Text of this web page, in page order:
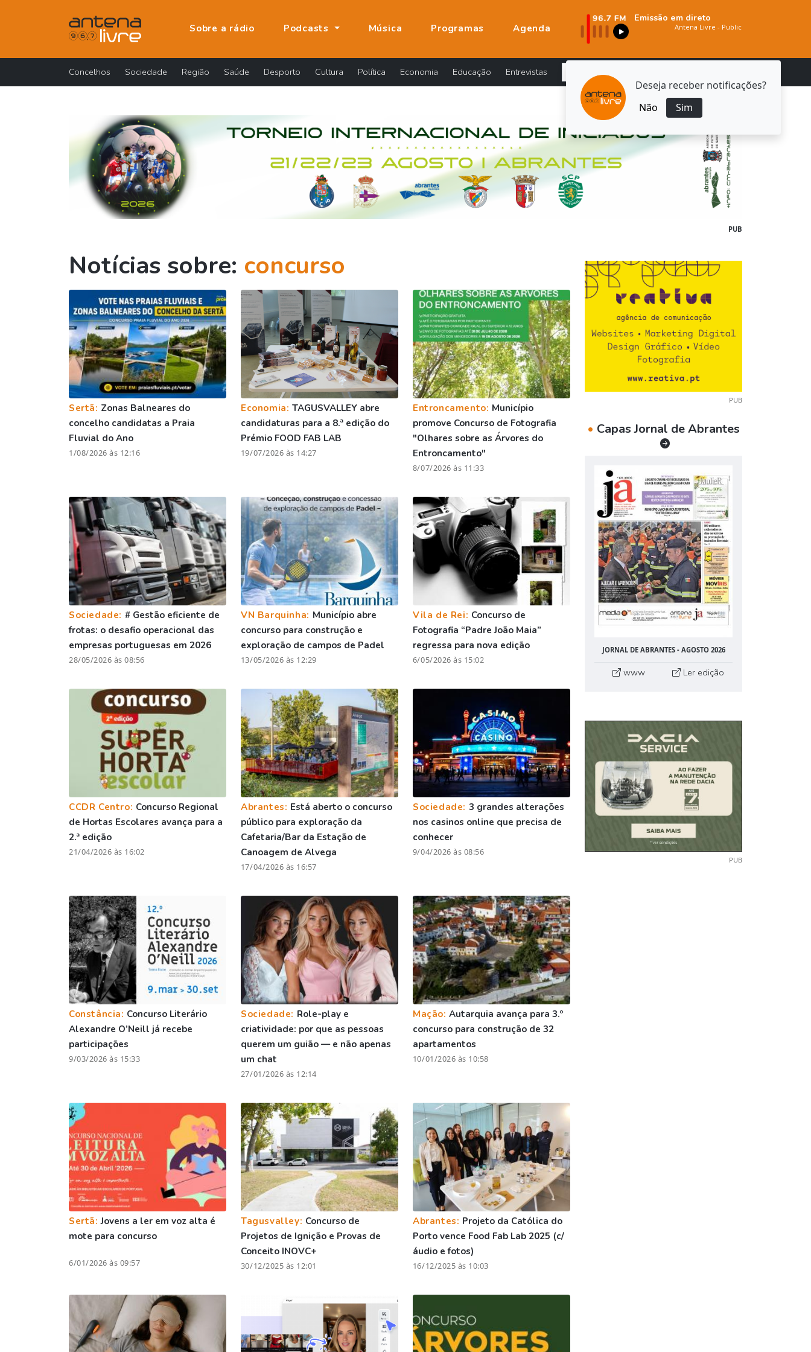
Deseja receber notificações?
Não
Sim
Sobre a rádio Podcasts Música Programas Agenda
Emissão em direto
Concelhos Sociedade Região Saúde Desporto Cultura Política Economia Educação Entrevistas
PUB
Notícias sobre: concurso
Sertã: Zonas Balneares do
concelho candidatas a Praia
Fluvial do Ano
1/08/2026 às 12:16
Economia:TAGUSVALLEY abre
candidaturas para a 8.ª edição do
Prémio FOOD FAB LAB
19/07/2026 às 14:27
Entroncamento: Município
promove Concurso de Fotografia
"Olhares sobre as Árvores do
Entroncamento"
8/07/2026 às 11:33
Sociedade: # Gestão eficiente de
frotas: o desafio operacional das
empresas portuguesas em 2026
28/05/2026 às 08:56
VN Barquinha: Município abre
concurso para construção e
exploração de campos de Padel
13/05/2026 às 12:29
Vila de Rei: Concurso de
Fotografia “Padre João Maia”
regressa para nova edição
6/05/2026 às 15:02
CCDR Centro: Concurso Regional
de Hortas Escolares avança para a
2.ª edição
21/04/2026 às 16:02
Abrantes: Está aberto o concurso
público para exploração da
Cafetaria/Bar da Estação de
Canoagem de Alvega
17/04/2026 às 16:57
Sociedade: 3 grandes alterações
nos casinos online que precisa de
conhecer
9/04/2026 às 08:56
Constância: Concurso Literário
Alexandre O’Neill já recebe
participações
9/03/2026 às 15:33
Sociedade: Role-play e
criatividade: por que as pessoas
querem um guião — e não apenas
um chat
27/01/2026 às 12:14
Mação:Autarquia avança para 3.º
concurso para construção de 32
apartamentos
10/01/2026 às 10:58
Sertã:Jovens a ler em voz alta é
mote para concurso
6/01/2026 às 09:57
Tagusvalley: Concurso de
Projetos de Ignição e Provas de
Conceito INOVC+
30/12/2025 às 12:01
Abrantes: Projeto da Católica do
Porto vence Food Fab Lab 2025 (c/
áudio e fotos)
16/12/2025 às 10:03
PUB
• Capas Jornal de Abrantes
JORNAL DE ABRANTES - AGOSTO 2026
www Ler edição
PUB